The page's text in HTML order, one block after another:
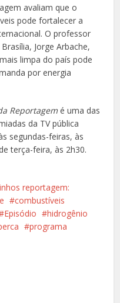
avaliam que o
pode fortalecer a
O professor
Jorge Arbache,
limpa do país pode
por energia
Reportagemé uma das
da TV pública
segundas-feiras, às
terça-feira, às 2h30.
reportagem:
combustíveis
Episódio
hidrogênio
programa